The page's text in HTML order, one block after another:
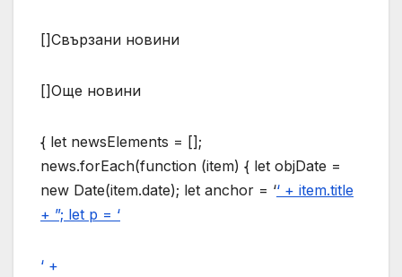
[]Свързани новини
[]Още новини
{ let newsElements = [];
news.forEach(function (item) { let objDate =
new Date(item.date); let anchor = ‘‘ + item.title
+ ”; let p = ‘
‘ +